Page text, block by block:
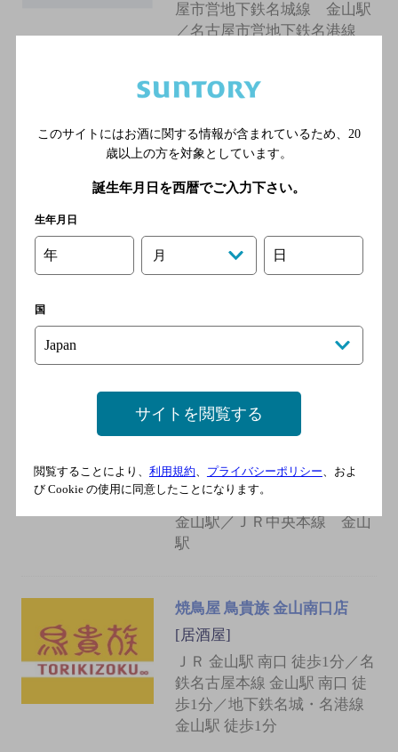
屋市営地下鉄名城線 金山駅
／名古屋市営地下鉄名港線
大衆酒場ひとめぼれ／金山駅
南口店
[居酒屋]
鉄名古屋本線 金山駅／名古
屋市営地下鉄名城線 金山駅
／名古屋市営地下鉄名港線
[居酒屋]
ＪＲ東海道本線 金山駅／名
屋市営地下鉄名城線 金山駅
／名古屋市営地下鉄名港線
金山駅／ＪＲ中央本線 金山
駅
焼鳥屋 鳥貴族 金山南口店
[居酒屋]
ＪＲ 金山駅 南口 徒歩1分／名
鉄名古屋本線 金山駅 南口 徒
歩1分／地下鉄名城・名港線
金山駅 徒歩1分
このサイトにはお酒に関する情報が含まれているため、 20
歳以上の方を対象としています。
誕生年月日を西暦でご入力下さい。
生年月日
年 月 日
国
サイトを閲覧する
閲覧することにより、 利用規約 プライバシーポリシー 、およ
び Cookie の使用に同意したことになります。